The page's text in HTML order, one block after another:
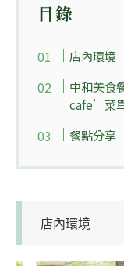
目錄
店內環境
中和美食
cafe’菜
餐點分享
店內環境